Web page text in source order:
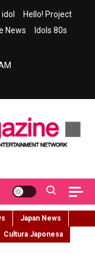
Hello! Project
News
Idols 80s
Japan News
Cultura Japonesa